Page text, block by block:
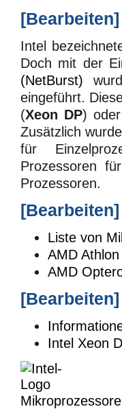
[Bearbeiten]
Intel
Doch mit der
(NetBurst)
eingeführt.
(Xeon DP) oder
Zusätzlich
für
Prozessoren
Prozessoren.
[Bearbeiten]
Liste von
AMD
AMD
[Bearbeiten]
Intel Xeon